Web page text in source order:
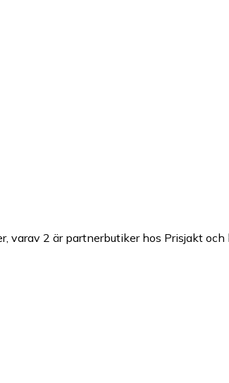
varav 2 är partnerbutiker hos Prisjakt och